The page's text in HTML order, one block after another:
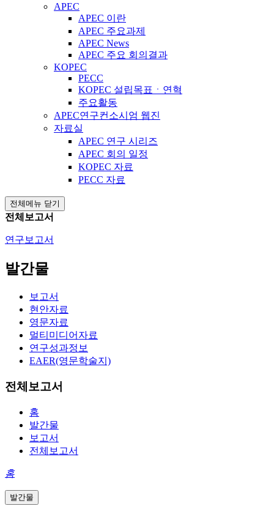
APEC
APEC 이란
APEC 주요과제
APEC News
APEC 주요 회의결과
KOPEC
PECC
KOPEC 설립목표ㆍ연혁
주요활동
APEC연구컨소시엄 웹진
자료실
APEC 연구 시리즈
APEC 회의 일정
KOPEC 자료
PECC 자료
전체메뉴 닫기
전체보고서
연구보고서
발간물
보고서
현안자료
영문자료
멀티미디어자료
연구성과정보
EAER(영문학술지)
전체보고서
홈
발간물
보고서
전체보고서
홈
발간물